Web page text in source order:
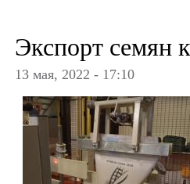
Экспорт семян
13 мая, 2022 - 17:10